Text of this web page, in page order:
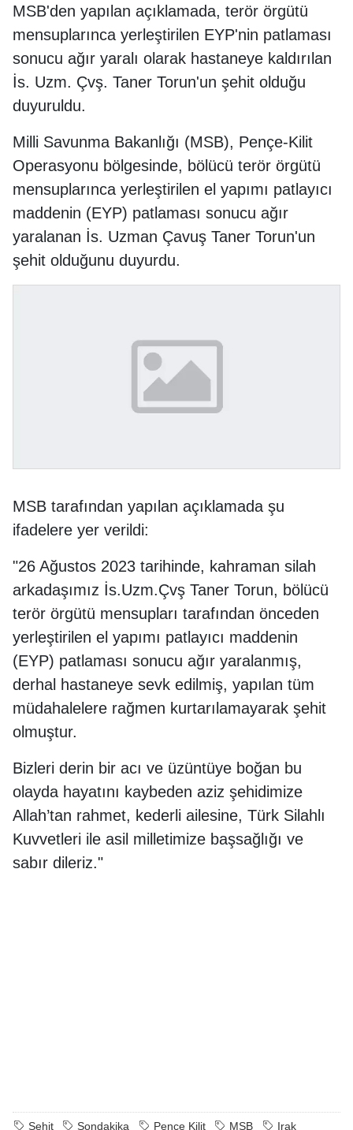
MSB'den yapılan açıklamada, terör örgütü
mensuplarınca yerleştirilen EYP'nin patlaması
sonucu ağır yaralı olarak hastaneye kaldırılan
İs. Uzm. Çvş. Taner Torun'un şehit olduğu
duyuruldu.
Milli Savunma Bakanlığı (MSB), Pençe-Kilit
Operasyonu bölgesinde, bölücü terör örgütü
mensuplarınca yerleştirilen el yapımı patlayıcı
maddenin (EYP) patlaması sonucu ağır
yaralanan İs. Uzman Çavuş Taner Torun'un
şehit olduğunu duyurdu.
MSB tarafından yapılan açıklamada şu
ifadelere yer verildi:
"26 Ağustos 2023 tarihinde, kahraman silah
arkadaşımız İs.Uzm.Çvş Taner Torun, bölücü
terör örgütü mensupları tarafından önceden
yerleştirilen el yapımı patlayıcı maddenin
(EYP) patlaması sonucu ağır yaralanmış,
derhal hastaneye sevk edilmiş, yapılan tüm
müdahalelere rağmen kurtarılamayarak şehit
olmuştur.
Bizleri derin bir acı ve üzüntüye boğan bu
olayda hayatını kaybeden aziz şehidimize
Allah’tan rahmet, kederli ailesine, Türk Silahlı
Kuvvetleri ile asil milletimize başsağlığı ve
sabır dileriz."
Şehit Sondakika Pençe Kilit MSB Irak